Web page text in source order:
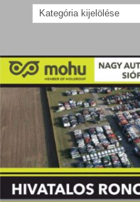
Kategóriák